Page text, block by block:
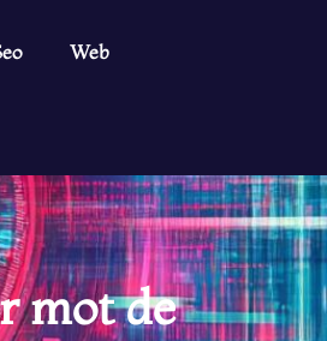
Web
mot de